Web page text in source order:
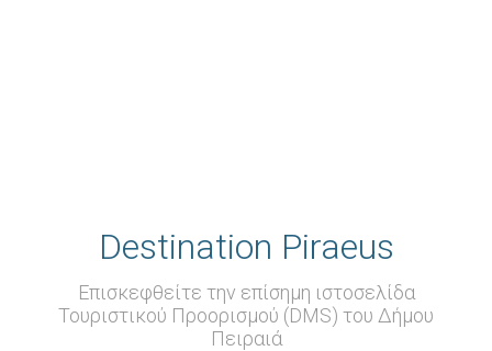
Destination Piraeus
Επισκεφθείτε την επίσημη ιστοσελίδα
Τουριστικού Προορισμού (DMS) του Δήμου
Πειραιά